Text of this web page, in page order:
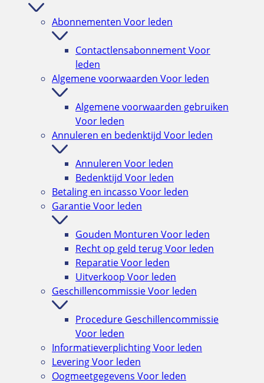
Abonnementen Voor leden
ContactlensabonnementVoor
leden
Algemene voorwaarden Voor leden
Algemene voorwaarden gebruiken
Voor leden
Annuleren en bedenktijd Voor leden
Annuleren Voor leden
Bedenktijd Voor leden
Betaling en incasso Voor leden
GarantieVoor leden
Gouden Monturen Voor leden
Recht op geld terugVoor leden
ReparatieVoor leden
Uitverkoop Voor leden
GeschillencommissieVoor leden
Procedure Geschillencommissie
Voor leden
InformatieverplichtingVoor leden
LeveringVoor leden
Oogmeetgegevens Voor leden